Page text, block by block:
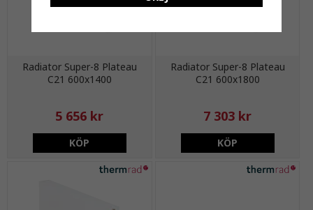
Radiator Super-8 Plateau
C21 600x1400
5 656 kr
KÖP
Radiator Super-8 Plateau
C21 600x1800
7 303 kr
KÖP